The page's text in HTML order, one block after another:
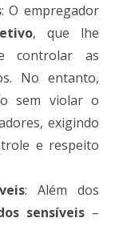
: O empregador
, que lhe
controlar as
No entanto,
sem violar o
exigindo
e respeito
: Além dos
sensíveis –